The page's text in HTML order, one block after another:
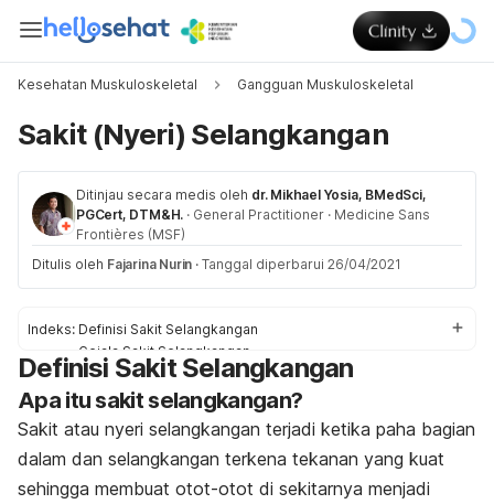
Kesehatan Muskuloskeletal Gangguan Muskuloskeletal
Sakit (Nyeri) Selangkangan
Ditinjau secara medis oleh dr. Mikhael Yosia, BMedSci,
PGCert, DTM&H. · General Practitioner · Medicine Sans
Frontières (MSF)
Ditulis oleh Fajarina Nurin · Tanggal diperbarui 26/04/2021
Indeks: Definisi Sakit Selangkangan
Gejala Sakit Selangkangan
Penyebab Sakit Selangkangan
Faktor Risiko Sakit Selangkangan
Pengobatan Sakit Selangkangan
Pengobatan di Rumah untuk Sakit Selangkangan
Definisi Sakit Selangkangan
Apa itu sakit selangkangan?
Sakit atau nyeri selangkangan terjadi ketika paha bagian
dalam dan selangkangan terkena tekanan yang kuat
sehingga membuat otot-otot di sekitarnya menjadi